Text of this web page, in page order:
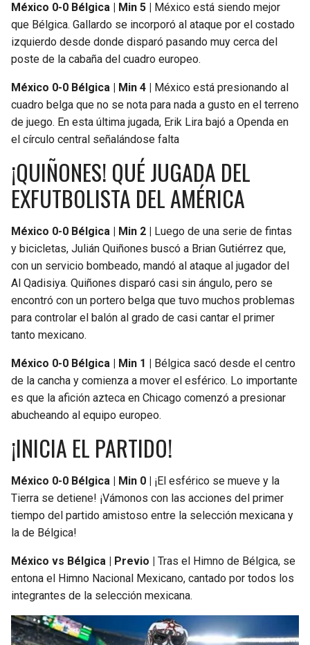
México 0-0 Bélgica | Min 5 | México está siendo mejor
que Bélgica. Gallardo se incorporó al ataque por el costado
izquierdo desde donde disparó pasando muy cerca del
poste de la cabaña del cuadro europeo.
México 0-0 Bélgica | Min 4 | México está presionando al
cuadro belga que no se nota para nada a gusto en el terreno
de juego. En esta última jugada, Erik Lira bajó a Openda en
el círculo central señalándose falta
¡QUIÑONES! QUÉ JUGADA DEL
EXFUTBOLISTA DEL AMÉRICA
México 0-0 Bélgica | Min 2 | Luego de una serie de fintas
y bicicletas, Julián Quiñones buscó a Brian Gutiérrez que,
con un servicio bombeado, mandó al ataque al jugador del
Al Qadisiya. Quiñones disparó casi sin ángulo, pero se
encontró con un portero belga que tuvo muchos problemas
para controlar el balón al grado de casi cantar el primer
tanto mexicano.
México 0-0 Bélgica | Min 1 | Bélgica sacó desde el centro
de la cancha y comienza a mover el esférico. Lo importante
es que la afición azteca en Chicago comenzó a presionar
abucheando al equipo europeo.
¡INICIA EL PARTIDO!
México 0-0 Bélgica | Min 0 | ¡El esférico se mueve y la
Tierra se detiene! ¡Vámonos con las acciones del primer
tiempo del partido amistoso entre la selección mexicana y
la de Bélgica!
México vs Bélgica | Previo | Tras el Himno de Bélgica, se
entona el Himno Nacional Mexicano, cantado por todos los
integrantes de la selección mexicana.